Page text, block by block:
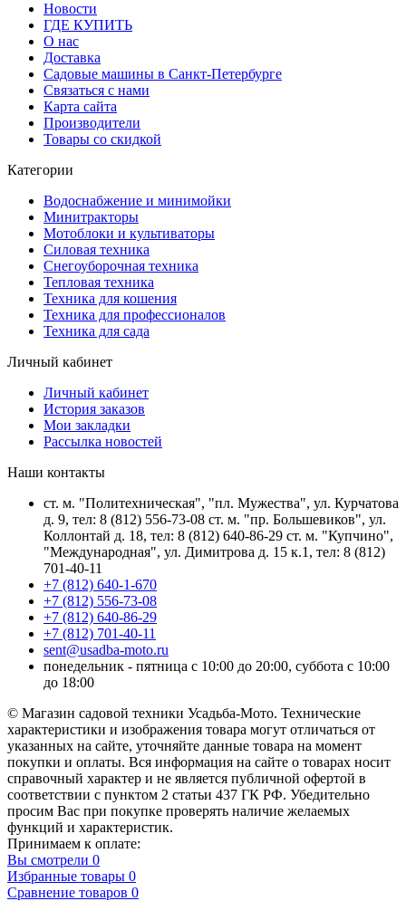
Новости
ГДЕ КУПИТЬ
О нас
Доставка
Садовые машины в Санкт-Петербурге
Связаться с нами
Карта сайта
Производители
Товары со скидкой
Категории
Водоснабжение и минимойки
Минитракторы
Мотоблоки и культиваторы
Силовая техника
Снегоуборочная техника
Тепловая техника
Техника для кошения
Техника для профессионалов
Техника для сада
Личный кабинет
Личный кабинет
История заказов
Мои закладки
Рассылка новостей
Наши контакты
ст. м. "Политехническая", "пл. Мужества", ул. Курчатова
д. 9, тел: 8 (812) 556-73-08 ст. м. "пр. Большевиков", ул.
Коллонтай д. 18, тел: 8 (812) 640-86-29 ст. м. "Купчино",
"Международная", ул. Димитрова д. 15 к.1, тел: 8 (812)
701-40-11
+7 (812) 640-1-670
+7 (812) 556-73-08
+7 (812) 640-86-29
+7 (812) 701-40-11
sent@usadba-moto.ru
понедельник - пятница с 10:00 до 20:00, суббота с 10:00
до 18:00
© Магазин садовой техники Усадьба-Мото. Технические
характеристики и изображения товара могут отличаться от
указанных на сайте, уточняйте данные товара на момент
покупки и оплаты. Вся информация на сайте о товарах носит
справочный характер и не является публичной офертой в
соответствии с пунктом 2 статьи 437 ГК РФ. Убедительно
просим Вас при покупке проверять наличие желаемых
функций и характеристик.
Принимаем к оплате:
Вы смотрели 0
Избранные товары 0
Сравнение товаров 0